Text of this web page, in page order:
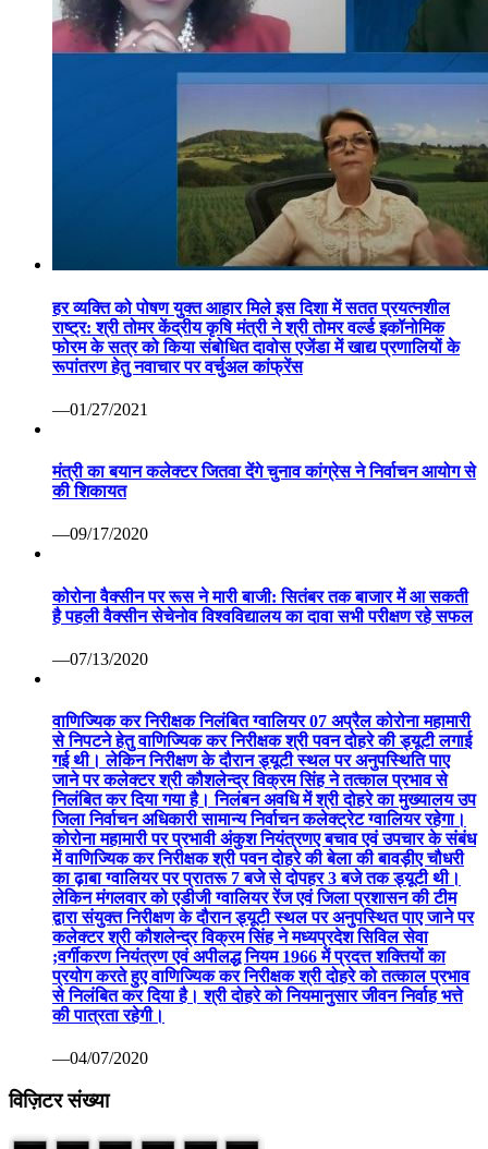
हर व्यक्ति को पोषण युक्त आहार मिले इस दिशा में सतत प्रयत्नशील
राष्ट्र: श्री तोमर केंद्रीय कृषि मंत्री ने श्री तोमर वर्ल्ड इकॉनोमिक
फोरम के सत्र को किया संबोधित दावोस एजेंडा में खाद्य प्रणालियों के
रूपांतरण हेतु नवाचार पर वर्चुअल कांफ्रेंस
—01/27/2021
मंत्री का बयान कलेक्टर जितवा देंगे चुनाव कांग्रेस ने निर्वाचन आयोग से
की शिकायत
—09/17/2020
कोरोना वैक्सीन पर रूस ने मारी बाजी: सितंबर तक बाजार में आ सकती
है पहली वैक्सीन सेचेनोव विश्वविद्यालय का दावा सभी परीक्षण रहे सफल
—07/13/2020
वाणिज्यिक कर निरीक्षक निलंबित ग्वालियर 07 अप्रैल कोरोना महामारी
से निपटने हेतु वाणिज्यिक कर निरीक्षक श्री पवन दोहरे की ड्यूटी लगाई
गई थी। लेकिन निरीक्षण के दौरान ड्यूटी स्थल पर अनुपस्थिति पाए
जाने पर कलेक्टर श्री कौशलेन्द्र विक्रम सिंह ने तत्काल प्रभाव से
निलंबित कर दिया गया है। निलंबन अवधि में श्री दोहरे का मुख्यालय उप
जिला निर्वाचन अधिकारी सामान्य निर्वाचन कलेक्ट्रेट ग्वालियर रहेगा।
कोरोना महामारी पर प्रभावी अंकुश नियंत्रणए बचाव एवं उपचार के संबंध
में वाणिज्यिक कर निरीक्षक श्री पवन दोहरे की बेला की बावड़ीए चौधरी
का ढ़ाबा ग्वालियर पर प्रातरू 7 बजे से दोपहर 3 बजे तक ड्यूटी थी।
लेकिन मंगलवार को एडीजी ग्वालियर रेंज एवं जिला प्रशासन की टीम
द्वारा संयुक्त निरीक्षण के दौरान ड्यूटी स्थल पर अनुपस्थित पाए जाने पर
कलेक्टर श्री कौशलेन्द्र विक्रम सिंह ने मध्यप्रदेश सिविल सेवा
;वर्गीकरण नियंत्रण एवं अपीलद्ध नियम 1966 में प्रदत्त शक्तियों का
प्रयोग करते हुए वाणिज्यिक कर निरीक्षक श्री दोहरे को तत्काल प्रभाव
से निलंबित कर दिया है। श्री दोहरे को नियमानुसार जीवन निर्वाह भत्ते
की पात्रता रहेगी।
—04/07/2020
विज़िटर संख्या